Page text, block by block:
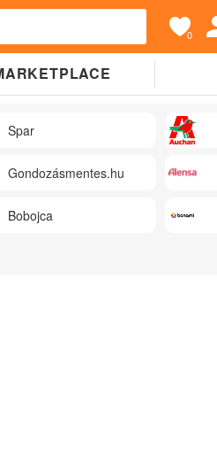
0
Spar
Gondozásmentes.hu
Bobojca